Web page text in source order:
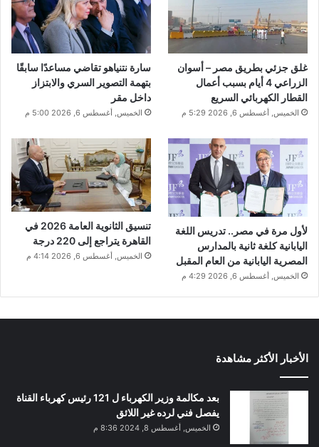
غلق جزئي بطريق مصر – أسوان
الزراعي 4 أيام بسبب أعمال
القطار الكهربائي السريع
الخميس, أغسطس 6, 2026 5:29 م
سارة نتنياهو تقاضي مساعدًا سابقًا
بتهمة التصوير السري والابتزاز
داخل مقر
الخميس, أغسطس 6, 2026 5:00 م
لأول مرة في مصر.. تدريس اللغة
اليابانية كلغة ثانية بالمدارس
المصرية اليابانية من العام المقبل
الخميس, أغسطس 6, 2026 4:29 م
تنسيق الثانوية العامة 2026 في
القاهرة يتراجع إلى 220 درجة
الخميس, أغسطس 6, 2026 4:14 م
الأخبار الأكثر مشاهدة
بعد مكالمة وزير الكهرباء ل 121 رئيس كهرباء القناة
يفصل فني لرده غير اللائق
الخميس, أغسطس 8, 2024 8:36 م